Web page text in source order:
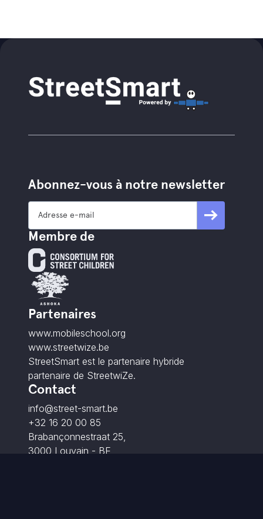
Abonnez-vous à notre newsletter
Membre de
Partenaires
www.mobileschool.org
www.streetwize.be
StreetSmart est le partenaire hybride
partenaire de StreetwiZe.
Contact
info@street-smart.be
+32 16 20 00 85
Brabançonnestraat 25,
3000 Louvain - BE